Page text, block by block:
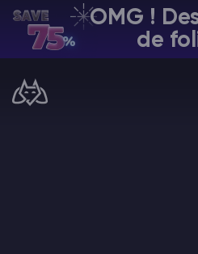
OMG !
de
FR | USD
Manage your servers &